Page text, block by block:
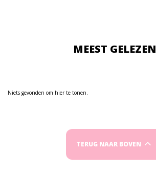
MEEST GELEZEN
Niets gevonden om hier te tonen.
TERUG NAAR BOVEN